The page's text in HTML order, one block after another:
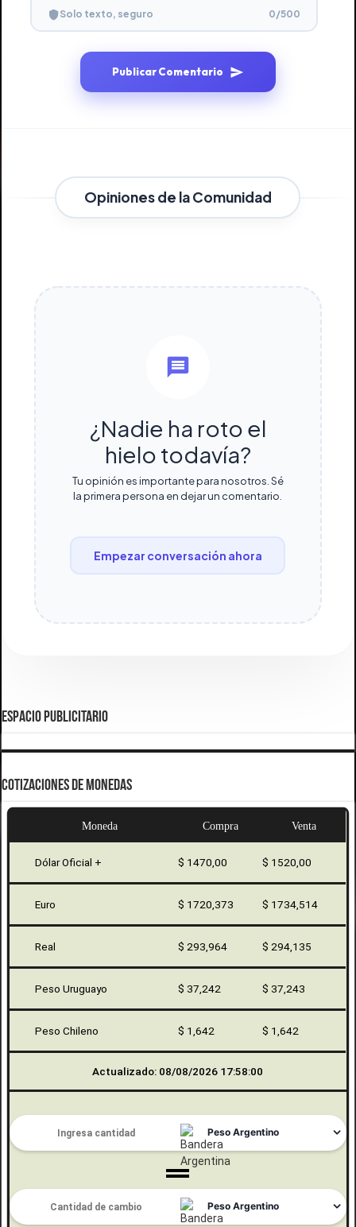
Solo texto, seguro 0/500
Publicar Comentario
Opiniones de la Comunidad
¿Nadie ha roto el
hielo todavía?
Tu opinión es importante para nosotros. Sé
la primera persona en dejar un comentario.
Empezar conversación ahora
ESPACIO PUBLICITARIO
COTIZACIONES DE MONEDAS
Moneda Compra Venta
Dólar Oficial + $ 1470,00 $ 1520,00
Euro $ 1720,373 $ 1734,514
Real $ 293,964 $ 294,135
Peso Uruguayo $ 37,242 $ 37,243
Peso Chileno $ 1,642 $ 1,642
Actualizado: 08/08/2026 17:58:00